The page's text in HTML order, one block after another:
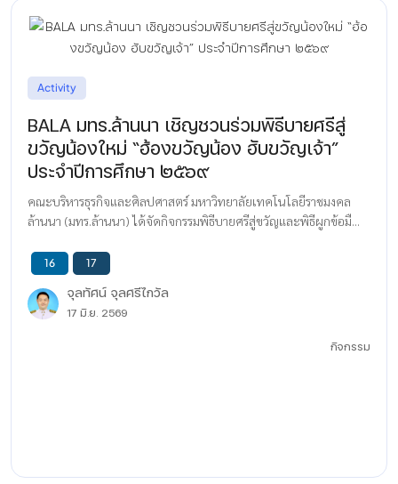
Activity
BALA มทร.ล้านนา เชิญชวนร่วมพิธีบายศรีสู่
ขวัญน้องใหม่ “ฮ้องขวัญน้อง ฮับขวัญเจ้า”
ประจำปีการศึกษา ๒๕๖๙
คณะบริหารธุรกิจและศิลปศาสตร์ มหาวิทยาลัยเทคโนโลยีราชมงคล
ล้านนา (มทร.ล้านนา) ได้จัดกิจกรรมพิธีบายศรีสู่ขวัญและพิธีผูกข้อมื...
16 17
จุลทัศน์ จุลศรีไกวัล
17 มิ.ย. 2569
กิจกรรม